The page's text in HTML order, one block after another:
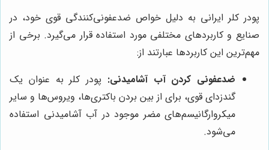
پودر کلر ایرانی به دلیل خواص ضدعفونی‌کنندگی قوی خود، در
صنایع و کاربردهای مختلفی مورد استفاده قرار می‌گیرد. برخی از
مهم‌ترین این کاربردها عبارتند از:
ضدعفونی کردن آب آشامیدنی: پودر کلر به عنوان یک
گندزدای قوی، برای از بین بردن باکتری‌ها، ویروس‌ها و سایر
میکروارگانیسم‌های مضر موجود در آب آشامیدنی استفاده
می‌شود.